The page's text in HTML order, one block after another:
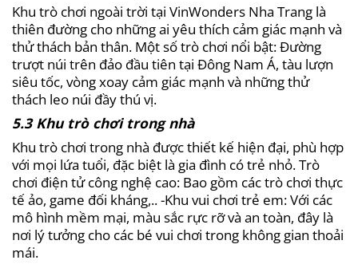
Khu trò chơi ngoài trời tại VinWonders Nha Trang là
thiên đường cho những ai yêu thích cảm giác mạnh và
thử thách bản thân. Một số trò chơi nổi bật: Đường
trượt núi trên đảo đầu tiên tại Đông Nam Á, tàu lượn
siêu tốc, vòng xoay cảm giác mạnh và những thử
thách leo núi đầy thú vị.
5.3 Khu trò chơi trong nhà
Khu trò chơi trong nhà được thiết kế hiện đại, phù hợp
với mọi lứa tuổi, đặc biệt là gia đình có trẻ nhỏ.Trò
chơi điện tử công nghệ cao: Bao gồm các trò chơi thực
tế ảo, game đối kháng,.. -Khu vui chơi trẻ em: Với các
mô hình mềm mại, màu sắc rực rỡ và an toàn, đây là
nơi lý tưởng cho các bé vui chơi trong không gian thoải
mái.